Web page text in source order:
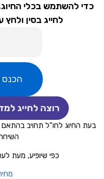
כדי להשתמש בכלי
לחייג בסין
הכנס
רוצה לחייג
בעת החיוג לחו"ל תחויב
כפי שיופיע, מעת